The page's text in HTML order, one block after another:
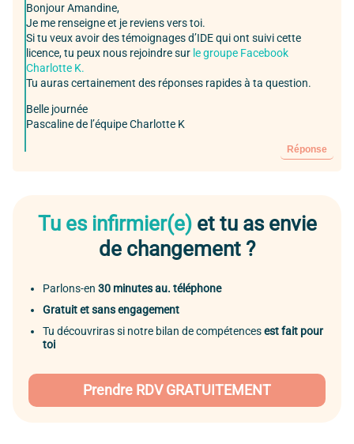
Bonjour Amandine,
Je me renseigne et je reviens vers toi.
Si tu veux avoir des témoignages d’IDE qui ont suivi cette
licence, tu peux nous rejoindre sur le groupe Facebook
Charlotte K.
Tu auras certainement des réponses rapides à ta question.
Belle journée
Pascaline de l’équipe Charlotte K
Réponse
Tu es infirmier(e)et tu as envie
de changement ?
Parlons-en 30 minutes au. téléphone
Gratuit et sans engagement
Tu découvriras si notre bilan de compétencesest fait pour
toi
Prendre RDV GRATUITEMENT